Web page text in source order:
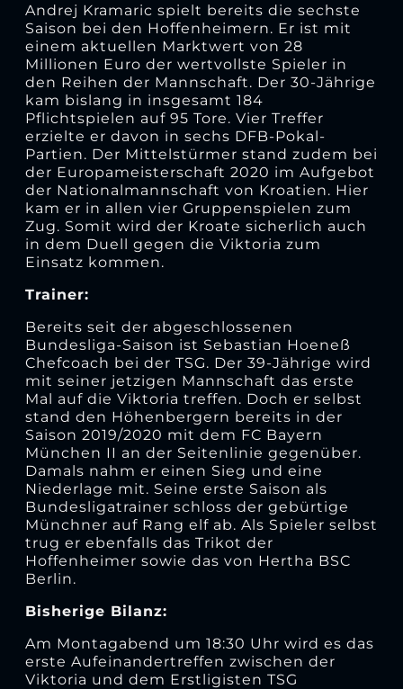
Andrej Kramaric spielt bereits die sechste
Saison bei den Hoffenheimern. Er ist mit
einem aktuellen Marktwert von 28
Millionen Euro der wertvollste Spieler in
den Reihen der Mannschaft. Der 30-Jährige
kam bislang in insgesamt 184
Pflichtspielen auf 95 Tore. Vier Treffer
erzielte er davon in sechs DFB-Pokal-
Partien. Der Mittelstürmer stand zudem bei
der Europameisterschaft 2020 im Aufgebot
der Nationalmannschaft von Kroatien. Hier
kam er in allen vier Gruppenspielen zum
Zug. Somit wird der Kroate sicherlich auch
in dem Duell gegen die Viktoria zum
Einsatz kommen.
Trainer:
Bereits seit der abgeschlossenen
Bundesliga-Saison ist Sebastian Hoeneß
Chefcoach bei der TSG. Der 39-Jährige wird
mit seiner jetzigen Mannschaft das erste
Mal auf die Viktoria treffen. Doch er selbst
stand den Höhenbergern bereits in der
Saison 2019/2020 mit dem FC Bayern
München II an der Seitenlinie gegenüber.
Damals nahm er einen Sieg und eine
Niederlage mit. Seine erste Saison als
Bundesligatrainer schloss der gebürtige
Münchner auf Rang elf ab. Als Spieler selbst
trug er ebenfalls das Trikot der
Hoffenheimer sowie das von Hertha BSC
Berlin.
Bisherige Bilanz:
Am Montagabend um 18:30 Uhr wird es das
erste Aufeinandertreffen zwischen der
Viktoria und dem Erstligisten TSG